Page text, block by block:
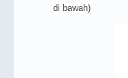
di bawah)